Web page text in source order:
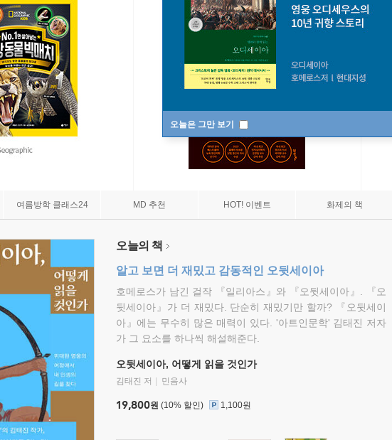
오늘은 그만 보기
여름방학 클래스24 MD 추천 HOT! 이벤트 화제의 책
오늘의 책
알고 보면 더 재밌고 감동적인 오뒷세이아
호메로스가 남긴 걸작 『일리아스』와 『오뒷세이아』. 『오
뒷세이아』가 더 재밌다. 단순히 재밌기만 할까? 『오뒷세이
아』에는 무수히 많은 매력이 있다. '아트인문학' 김태진 저자
가 그 요소를 하나씩 해설해준다.
오뒷세이아, 어떻게 읽을 것인가
김태진 저 민음사
19,800원 (10% 할인) 1,100원